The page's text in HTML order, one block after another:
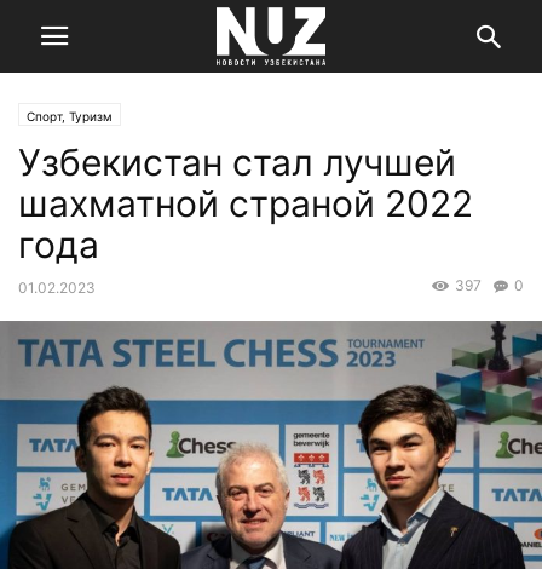
Спорт, Туризм
Узбекистан стал лучшей
шахматной страной 2022
года
01.02.2023 0
397